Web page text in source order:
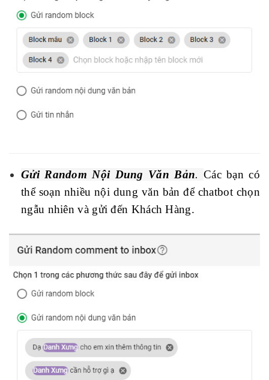
Gửi Random Nội Dung Văn Bản. Các bạn có
thể soạn nhiều nội dung văn bản để chatbot chọn
ngẫu nhiên và gửi đến Khách Hàng.